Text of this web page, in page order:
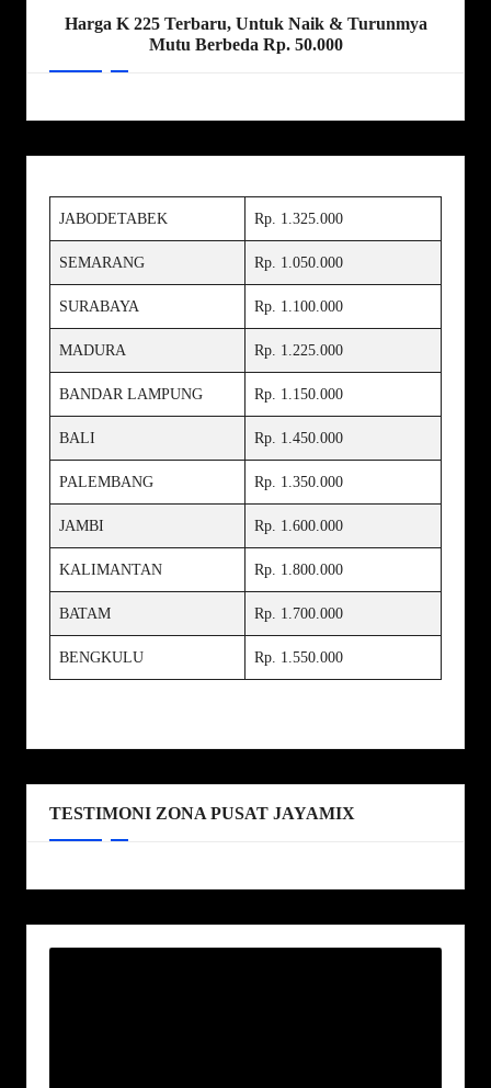
Harga K 225 Terbaru, Untuk Naik & Turunmya
Mutu Berbeda Rp. 50.000
JABODETABEK Rp. 1.325.000
SEMARANG Rp. 1.050.000
SURABAYA Rp. 1.100.000
MADURA Rp. 1.225.000
BANDAR LAMPUNG Rp. 1.150.000
BALI Rp. 1.450.000
PALEMBANG Rp. 1.350.000
JAMBI Rp. 1.600.000
KALIMANTAN Rp. 1.800.000
BATAM Rp. 1.700.000
BENGKULU Rp. 1.550.000
TESTIMONI ZONA PUSAT JAYAMIX